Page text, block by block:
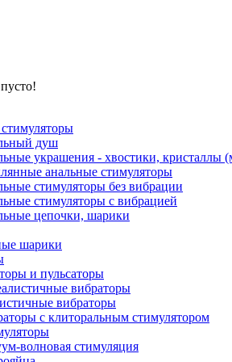
душ
украшения - хвостики, кристаллы
анальные стимуляторы
стимуляторы без вибрации
стимуляторы с вибрацией
цепочки, шарики
шарики
и пульсаторы
вибраторы
вибраторы
с клиторальным стимулятором
волновая стимуляция